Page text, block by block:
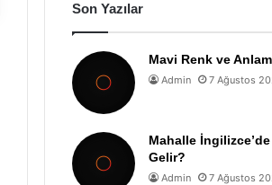
Son Yazılar
Mavi Renk ve
Admin 7 Ağustos
Mahalle
Gelir?
Admin 7 Ağustos